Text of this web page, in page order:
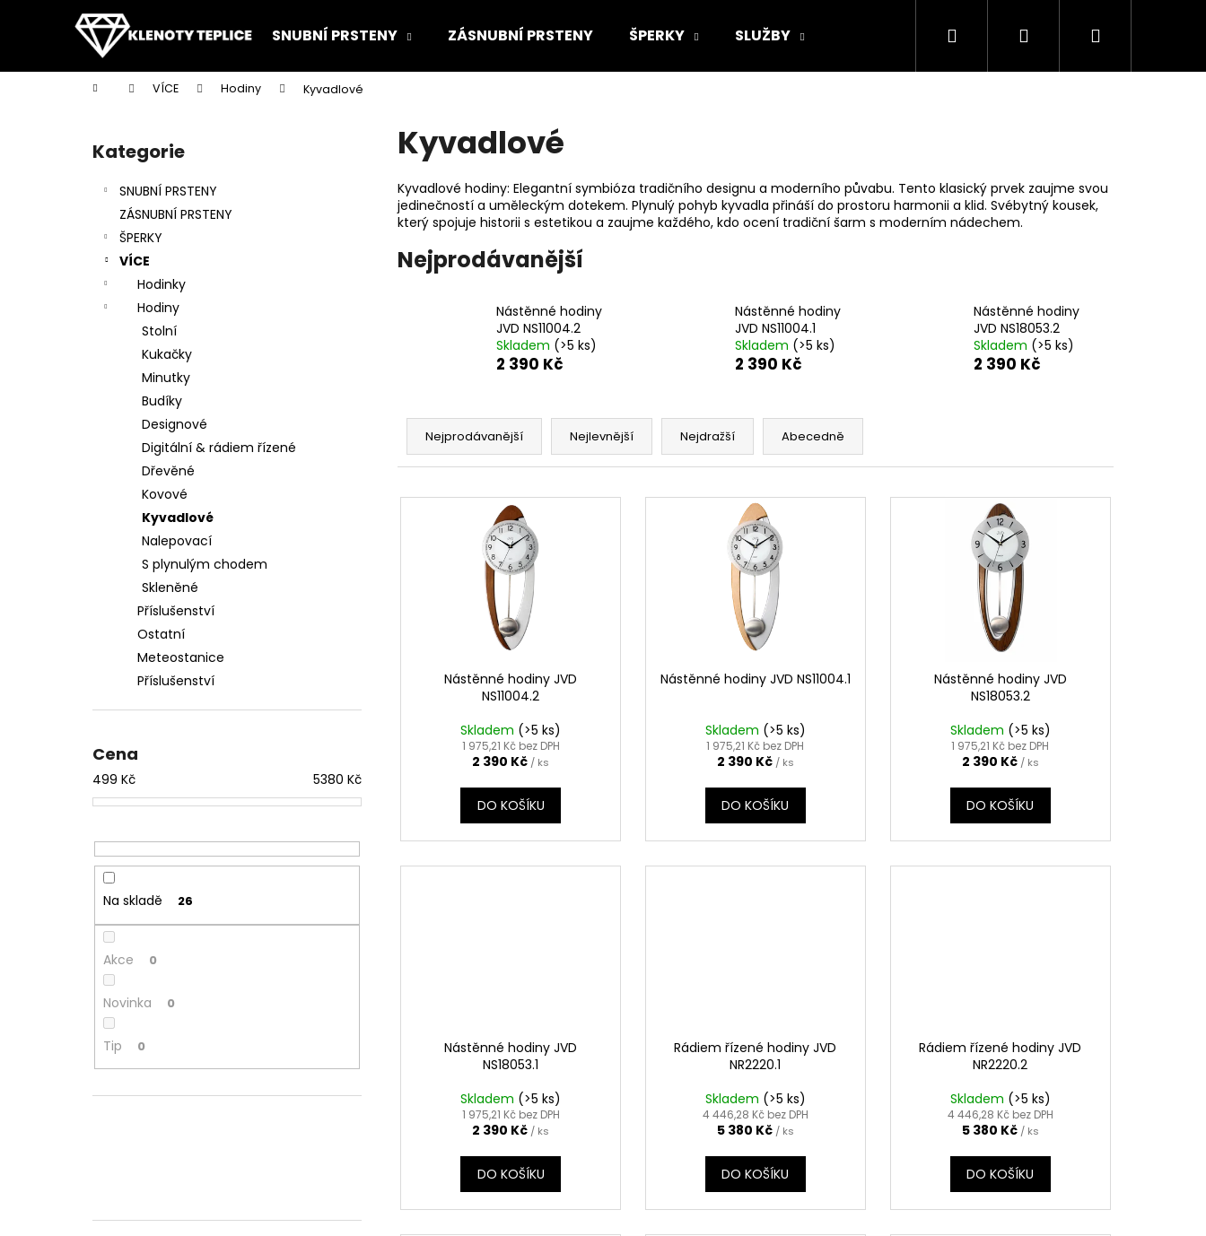
SNUBNÍ PRSTENY ZÁSNUBNÍ PRSTENY ŠPERKY SLUŽBY Hledat PřihlášeníNákupní
Domů VÍCE Hodiny Kyvadlové
Přeskočit
kategorie
Kategorie
SNUBNÍ PRSTENY
ZÁSNUBNÍ PRSTENY
ŠPERKY
VÍCE
Hodinky
Hodiny
Stolní
Kukačky
Minutky
Budíky
Designové
Digitální & rádiem řízené
Dřevěné
Kovové
Kyvadlové
Nalepovací
S plynulým chodem
Skleněné
Příslušenství
Ostatní
Meteostanice
Příslušenství
Cena
499 Kč 5380 Kč
Na skladě 26
Akce 0
Novinka 0
Tip 0
Kyvadlové
Kyvadlové hodiny: Elegantní symbióza tradičního designu a moderního půvabu. Tento klasický prvek zaujme svou
jedinečností a uměleckým dotekem. Plynulý pohyb kyvadla přináší do prostoru harmonii a klid. Svébytný kousek,
který spojuje historii s estetikou a zaujme každého, kdo ocení tradiční šarm s moderním nádechem.
Nejprodávanější
Nástěnné hodiny
JVD NS11004.2
Skladem (>5 ks)
2 390 Kč
Nástěnné hodiny
JVD NS11004.1
Skladem (>5 ks)
2 390 Kč
Nástěnné hodiny
JVD NS18053.2
Skladem (>5 ks)
2 390 Kč
Ř
z
Nejprodávanější Nejlevnější Nejdražší Abecedně
V
Nástěnné hodiny JVD
NS11004.2
Skladem (>5 ks)
1 975,21 Kč bez DPH
2 390 Kč / ks
DO KOŠÍKU
Nástěnné hodiny JVD NS11004.1
Skladem (>5 ks)
1 975,21 Kč bez DPH
2 390 Kč / ks
DO KOŠÍKU
Nástěnné hodiny JVD
NS18053.2
Skladem (>5 ks)
1 975,21 Kč bez DPH
2 390 Kč / ks
DO KOŠÍKU
Nástěnné hodiny JVD
NS18053.1
Skladem (>5 ks)
1 975,21 Kč bez DPH
2 390 Kč / ks
DO KOŠÍKU
Rádiem řízené hodiny JVD
NR2220.1
Skladem (>5 ks)
4 446,28 Kč bez DPH
5 380 Kč / ks
DO KOŠÍKU
Rádiem řízené hodiny JVD
NR2220.2
Skladem (>5 ks)
4 446,28 Kč bez DPH
5 380 Kč / ks
DO KOŠÍKU
í
Zpět
do
Zpět
do
Doporučujeme